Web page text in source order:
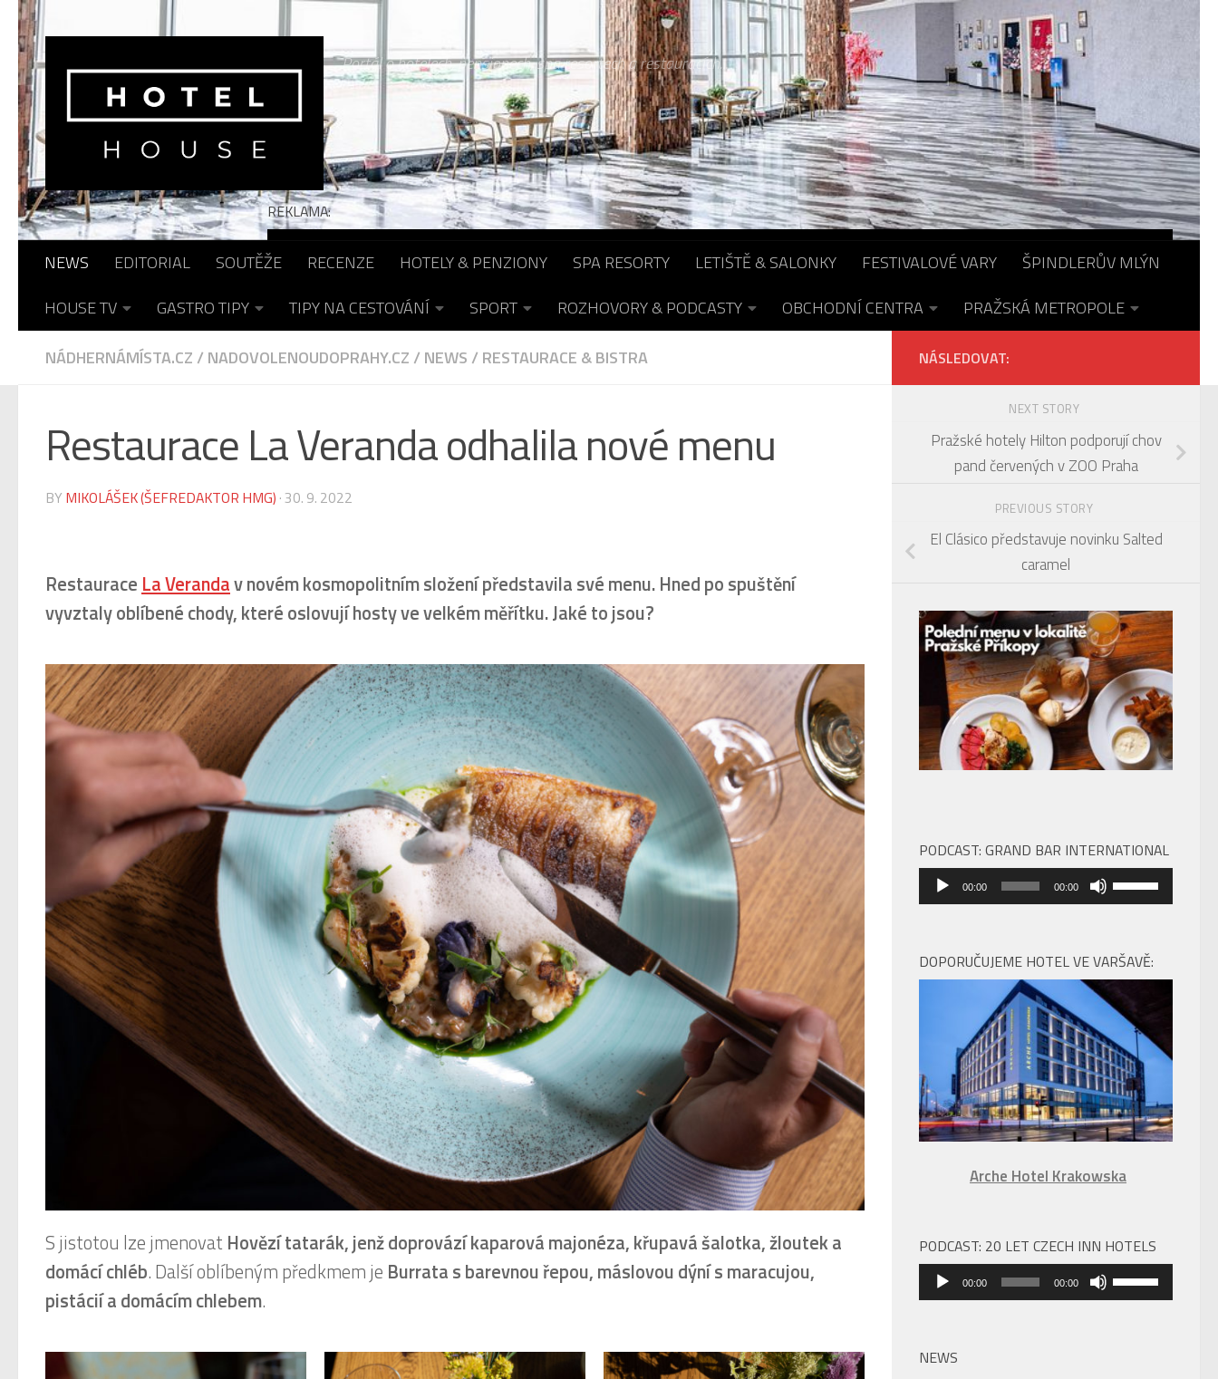
Skip to content
Portál o hotelech, pensionech, spa resortech a restauracích...
REKLAMA:
NEWS EDITORIAL SOUTĚŽE RECENZE HOTELY & PENZIONY SPA RESORTY LETIŠTĚ & SALONKY FESTIVALOVÉ VARY
ŠPINDLERŮV MLÝN
HOUSE TV
GASTRO TIPY TIPY NA CESTOVÁNÍ SPORT ROZHOVORY & PODCASTY OBCHODNÍ CENTRA PRAŽSKÁ METROPOLE
NÁDHERNÁMÍSTA.CZ / NADOVOLENOUDOPRAHY.CZ / NEWS / RESTAURACE & BISTRA
Restaurace La Veranda odhalila nové menu
BY MIKOLÁŠEK (ŠEFREDAKTOR HMG) ·30. 9. 2022
Restaurace La Verandav novém kosmopolitním složení představila své menu. Hned po spuštění
vyvztaly oblíbené chody, které oslovují hosty ve velkém měřítku. Jaké to jsou?
S jistotou lze jmenovat Hovězí tatarák, jenž doprovází kaparová majonéza, křupavá šalotka, žloutek a
domácí chléb. Další oblíbeným předkmem je Burrata s barevnou řepou, máslovou dýní s maracujou,
pistácií a domácím chlebem.
NÁSLEDOVAT:
NEXT STORY
Pražské hotely Hilton podporují chov
pand červených v ZOO Praha
PREVIOUS STORY
El Clásico představuje novinku Salted
caramel
PODCAST: GRAND BAR INTERNATIONAL
Audio
přehrávač
00:00 00:00
Použitím
šipek
zvýšíte
nebo
snížíte
úroveň
hlasitosti.
DOPORUČUJEME HOTEL VE VARŠAVĚ:
Arche Hotel Krakowska
PODCAST: 20 LET CZECH INN HOTELS
Audio
přehrávač
00:00 00:00
Použitím
šipek
NEWS